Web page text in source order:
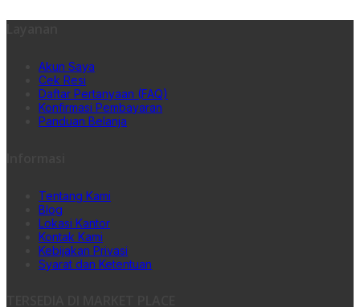
Akun Saya
Cek Resi
Daftar Pertanyaan (FAQ)
Konfirmasi Pembayaran
Panduan Belanja
Tentang Kami
Blog
Lokasi Kantor
Kontak Kami
Kebijakan Privasi
Syarat dan Ketentuan